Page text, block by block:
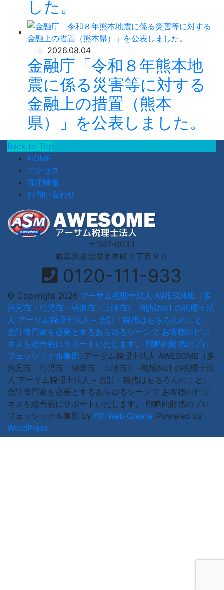
した。
2026.08.04
金融庁「令和８年熊本地
震に係る災害等に対する
金融上の措置（熊本
県）」を公表しました。
Back to Top
HOME
アクセス
採用情報
お問い合わせ
〒507-0033
岐阜県多治見市本町１丁目８０
0120-111-933
© Copyright 2026 アーサム税理士法人 AWESOME（多
治見市・可児市・瑞浪市・土岐市） -地域No1 の税理士法
人 アーサム税理士法人 – 会計・税務はもちろんのこと、
会計専門家を必要とするあらゆるシーンで お客様のビジ
ネスを総合的にサポートいたします。 戦略的財務のプロ
フェッショナル集団. アーサム税理士法人 AWESOME（多
治見市・可児市・瑞浪市・土岐市） -地域No1 の税理士法
人 アーサム税理士法人 – 会計・税務はもちろんのこと、
会計専門家を必要とするあらゆるシーンで お客様のビジ
ネスを総合的にサポートいたします。 戦略的財務のプロ
フェッショナル集団 by FIT-Web Create. Powered by
WordPress.